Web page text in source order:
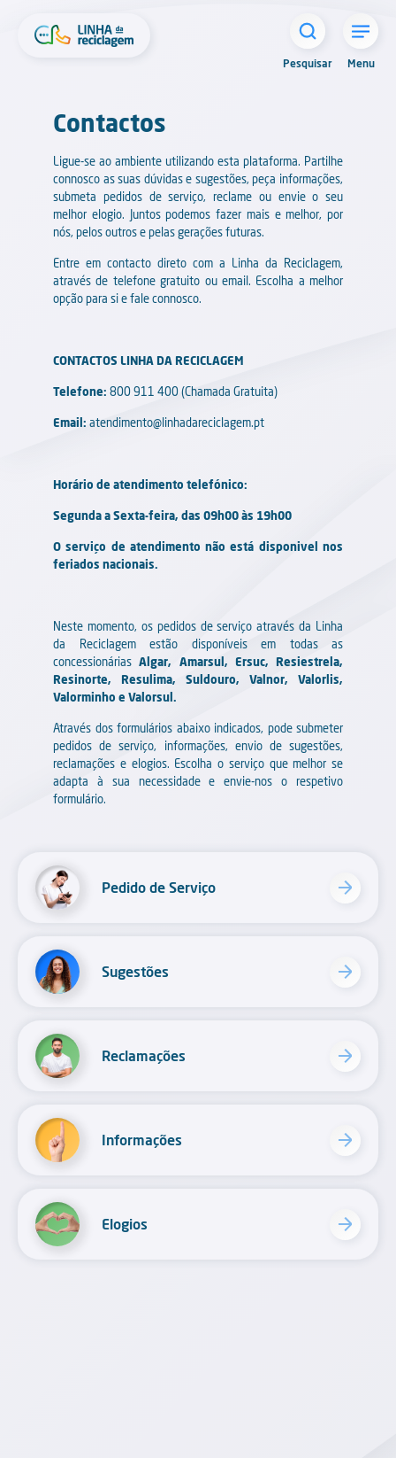
Pesquise o seu município e saiba quais os números
seguintes situações:
Incêndios em instalações, contentores ou viaturas
de recolha de resíduos.
acidentes de viação (atropelamentos, danificação
de viaturas durante o processo de recolha de
resíduos).
ou a impedir a livre circulação de pessoas ou
lixiviados na via pública, odores anormais que
Contactos
Ligue-se ao ambiente utilizando esta plataforma. Partilhe
connosco as suas dúvidas e sugestões, peça informações,
submeta pedidos de serviço, reclame ou envie o seu
melhor elogio. Juntos podemos fazer mais e melhor, por
nós, pelos outros e pelas gerações futuras.
Entre em contacto direto com a Linha da Reciclagem,
através de telefone gratuito ou email. Escolha a melhor
opção para si e fale connosco.
CONTACTOS LINHA DA RECICLAGEM
Telefone: 800 911 400 (Chamada Gratuita)
Email: atendimento@linhadareciclagem.pt
Horário de atendimento telefónico:
Segunda a Sexta-feira, das 09h00 às 19h00
O serviço de atendimento não está disponivel nos
feriados nacionais.
Neste momento, os pedidos de serviço através da Linha
da Reciclagem estão disponíveis em todas as
concessionáriasAlgar, Amarsul, Ersuc, Resiestrela,
Resinorte, Resulima, Suldouro, Valnor, Valorlis,
Valorminho e Valorsul.
Através dos formulários abaixo indicados, pode submeter
pedidos de serviço, informações, envio de sugestões,
reclamações e elogios. Escolha o serviço que melhor se
adapta à sua necessidade e envie-nos o respetivo
formulário.
Pedido de Serviço
Sugestões
Reclamações
Informações
Elogios